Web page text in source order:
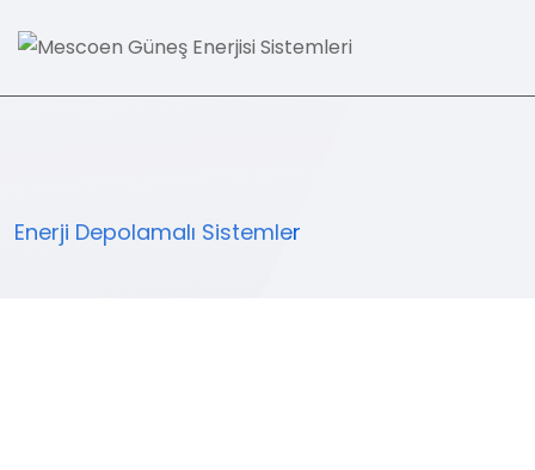
Enerji Depolamalı Sistemler